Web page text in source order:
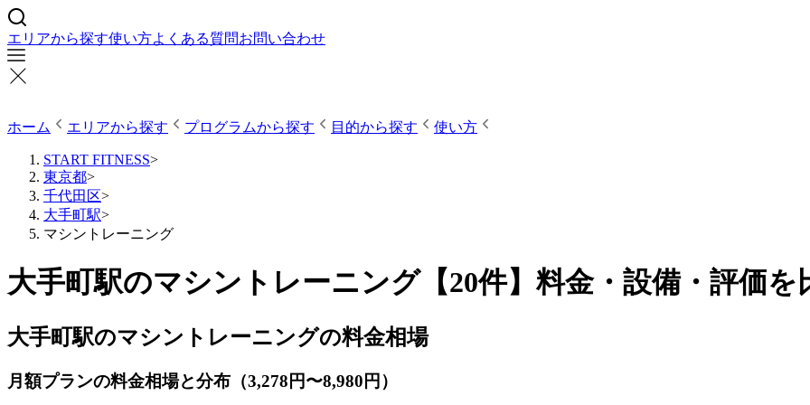
エリアから探す使い方よくある質問お問い合わせ
ホーム エリアから探す プログラムから探す 目的から探す 使い方
START FITNESS>
東京都>
千代田区>
大手町駅>
マシントレーニング
大手町駅のマシントレーニング【20件】料金・設備・評価を
大手町駅のマシントレーニングの料金相場
月額プランの料金相場と分布（3,278円〜8,980円）